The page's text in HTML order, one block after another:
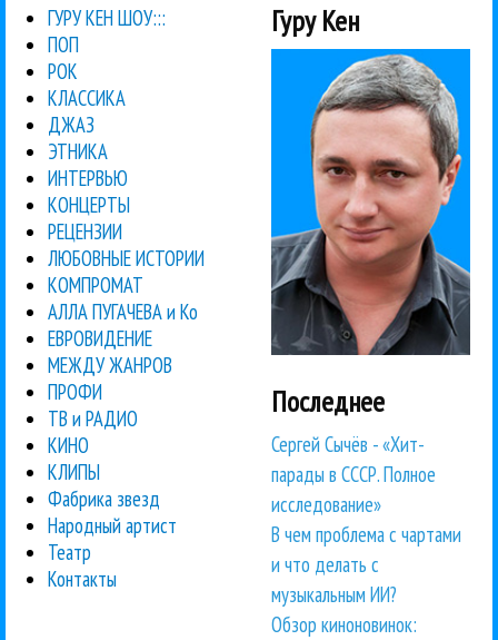
ГУРУ КЕН ШОУ:::
ПОП
РОК
КЛАССИКА
ДЖАЗ
ЭТНИКА
ИНТЕРВЬЮ
КОНЦЕРТЫ
РЕЦЕНЗИИ
ЛЮБОВНЫЕ ИСТОРИИ
КОМПРОМАТ
АЛЛА ПУГАЧЕВА и Ко
ЕВРОВИДЕНИЕ
МЕЖДУ ЖАНРОВ
ПРОФИ
ТВ и РАДИО
КИНО
КЛИПЫ
Фабрика звезд
Народный артист
Театр
Контакты
Гуру Кен
Последнее
Сергей Сычёв - «Хит-
парады в СССР. Полное
исследование»
В чем проблема с чартами
и что делать с
музыкальным ИИ?
Обзор киноновинок: